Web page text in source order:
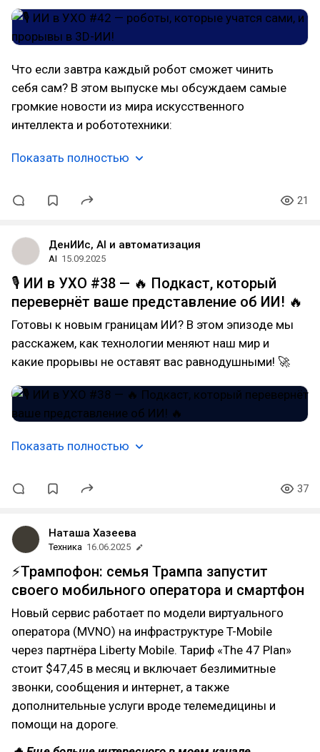
Что если завтра каждый робот сможет чинить
себя сам? В этом выпуске мы обсуждаем самые
громкие новости из мира искусственного
интеллекта и робототехники:
Показать полностью
21
ДенИИс, AI и автоматизация
AI 15.09.2025
🎙 ИИ в УХО #38 — 🔥 Подкаст, который
перевернёт ваше представление об ИИ! 🔥
Готовы к новым границам ИИ? В этом эпизоде мы
расскажем, как технологии меняют наш мир и
какие прорывы не оставят вас равнодушными! 🚀
Показать полностью
37
Наташа Хазеева
Техника 16.06.2025
⚡Трампофон: семья Трампа запустит
своего мобильного оператора и смартфон
Новый сервис работает по модели виртуального
оператора (MVNO) на инфраструктуре T-Mobile
через партнёра Liberty Mobile. Тариф «The 47 Plan»
стоит $47,45 в месяц и включает безлимитные
звонки, сообщения и интернет, а также
дополнительные услуги вроде телемедицины и
помощи на дороге.